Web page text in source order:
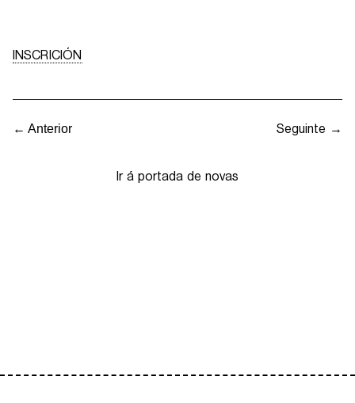
INSCRICIÓN
← Anterior Seguinte →
Ir á portada de novas